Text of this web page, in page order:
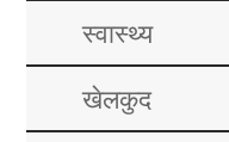
स्वास्थ्य
खेलकुद